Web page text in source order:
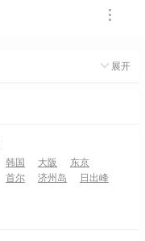
展开
韩国 大阪
东京
首尔 济州岛 日出峰